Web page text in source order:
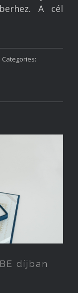
A cél
Categories:
díjban